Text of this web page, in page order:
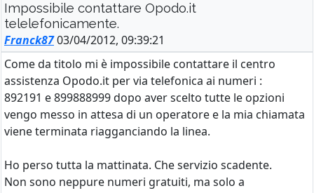
Impossibile contattare Opodo.it
telelefonicamente.
Franck8703/04/2012, 09:39:21
Come da titolo mi è impossibile contattare il centro
assistenza Opodo.it per via telefonica ai numeri :
892191 e 899888999 dopo aver scelto tutte le opzioni
vengo messo in attesa di un operatore e la mia chiamata
viene terminata riagganciando la linea.
Ho perso tutta la mattinata. Che servizio scadente.
Non sono neppure numeri gratuiti, ma solo a